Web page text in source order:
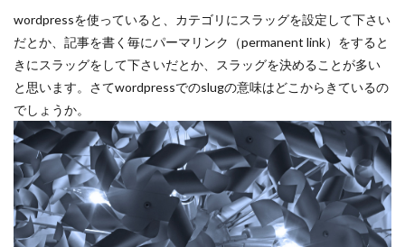
wordpressを使っていると、カテゴリにスラッグを設定して下さい
だとか、記事を書く毎にパーマリンク（permanent link）をすると
きにスラッグをして下さいだとか、スラッグを決めることが多い
と思います。さてwordpressでのslugの意味はどこからきているの
でしょうか。